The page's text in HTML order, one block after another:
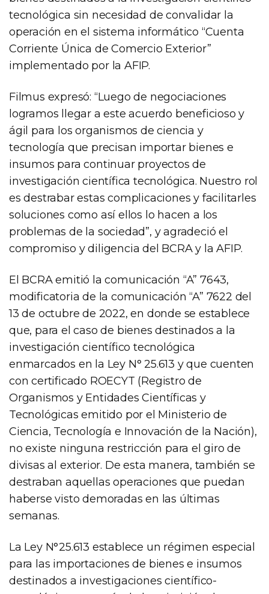
tecnológica sin necesidad de convalidar la
operación en el sistema informático “Cuenta
Corriente Única de Comercio Exterior”
implementado por la AFIP.
Filmus expresó: “Luego de negociaciones
logramos llegar a este acuerdo beneficioso y
ágil para los organismos de ciencia y
tecnología que precisan importar bienes e
insumos para continuar proyectos de
investigación científica tecnológica. Nuestro rol
es destrabar estas complicaciones y facilitarles
soluciones como así ellos lo hacen a los
problemas de la sociedad”, y agradeció el
compromiso y diligencia del BCRA y la AFIP.
El BCRA emitió la comunicación “A” 7643,
modificatoria de la comunicación “A” 7622 del
13 de octubre de 2022, en donde se establece
que, para el caso de bienes destinados a la
investigación científico tecnológica
enmarcados en la Ley N° 25.613 y que cuenten
con certificado ROECYT (Registro de
Organismos y Entidades Científicas y
Tecnológicas emitido por el Ministerio de
Ciencia, Tecnología e Innovación de la Nación),
no existe ninguna restricción para el giro de
divisas al exterior. De esta manera, también se
destraban aquellas operaciones que puedan
haberse visto demoradas en las últimas
semanas.
La Ley N°25.613 establece un régimen especial
para las importaciones de bienes e insumos
destinados a investigaciones científico-